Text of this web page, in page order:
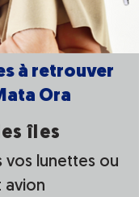
à retrouver
Ora
îles
vos lunettes ou
avion